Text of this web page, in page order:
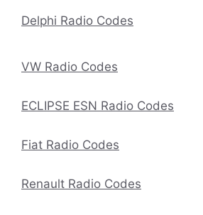
Delphi Radio Codes
VW Radio Codes
ECLIPSE ESN Radio Codes
Fiat Radio Codes
Renault Radio Codes